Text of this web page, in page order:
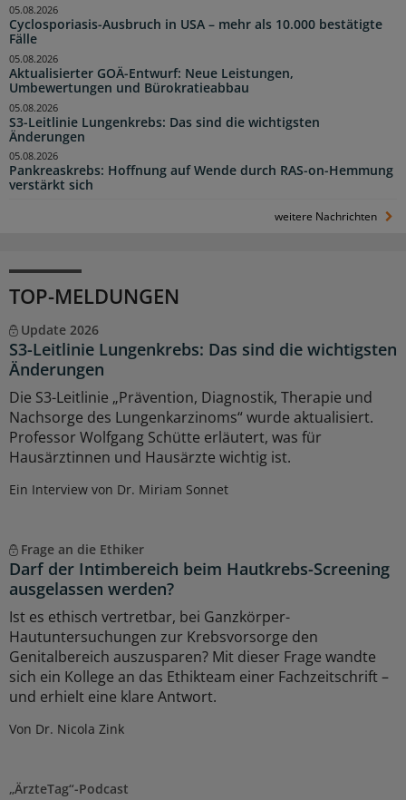
Cyclosporiasis-Ausbruch in USA – mehr als 10.000 bestätigte
Fälle
05.08.2026
Aktualisierter GOÄ-Entwurf: Neue Leistungen,
Umbewertungen und Bürokratieabbau
05.08.2026
S3-Leitlinie Lungenkrebs: Das sind die wichtigsten
Änderungen
05.08.2026
Pankreaskrebs: Hoffnung auf Wende durch RAS-on-Hemmung
verstärkt sich
05.08.2026
weitere Nachrichten
TOP-MELDUNGEN
Update 2026
S3-Leitlinie Lungenkrebs: Das sind die wichtigsten
Änderungen
Die S3-Leitlinie „Prävention, Diagnostik, Therapie und
Nachsorge des Lungenkarzinoms“ wurde aktualisiert.
Professor Wolfgang Schütte erläutert, was für
Hausärztinnen und Hausärzte wichtig ist.
Ein Interview von Dr. Miriam Sonnet
Frage an die Ethiker
Darf der Intimbereich beim Hautkrebs-Screening
ausgelassen werden?
Ist es ethisch vertretbar, bei Ganzkörper-
Hautuntersuchungen zur Krebsvorsorge den
Genitalbereich auszusparen? Mit dieser Frage wandte
sich ein Kollege an das Ethikteam einer Fachzeitschrift –
und erhielt eine klare Antwort.
Von Dr. Nicola Zink
„ÄrzteTag“-Podcast